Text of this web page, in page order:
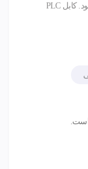
PLC های VIGOR مدل های VB, VH استفاده می شود. کابل PLC